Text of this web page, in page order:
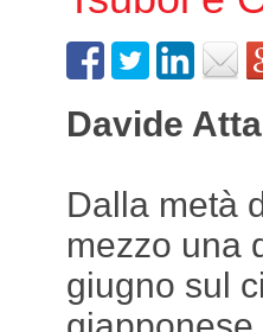
Davide
Dalla metà
mezzo una
giugno sul